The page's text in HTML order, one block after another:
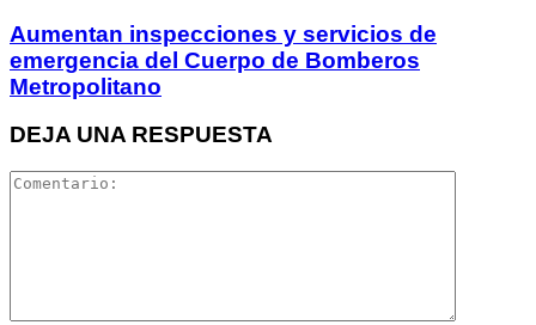
Aumentan inspecciones y servicios de
emergencia del Cuerpo de Bomberos
Metropolitano
DEJA UNA RESPUESTA